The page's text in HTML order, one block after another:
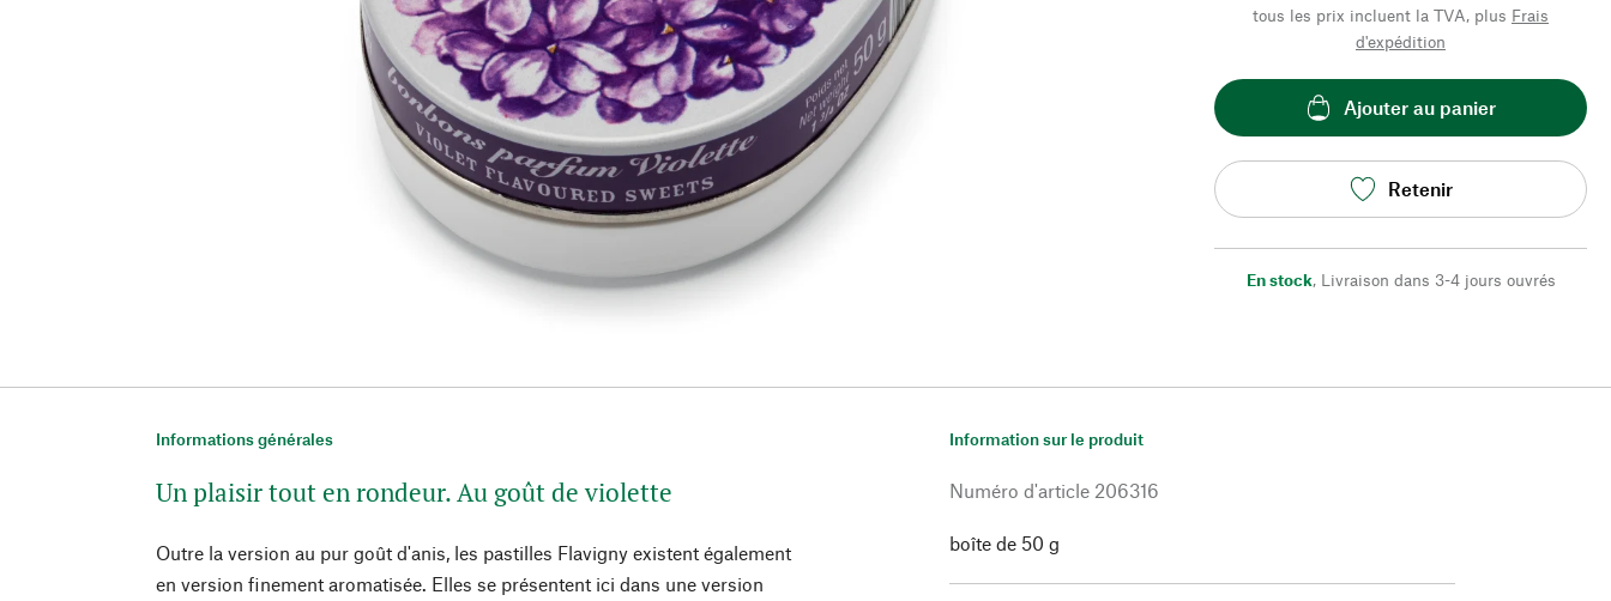
tous les prix incluent la TVA, plus Frais
d'expédition
Ajouter au panier
Retenir
En stock, Livraison dans 3-4 jours ouvrés
Informations générales
Un plaisir tout en rondeur. Au goût de violette
Outre la version au pur goût d'anis, les pastilles Flavigny existent également
en version finement aromatisée. Elles se présentent ici dans une version
Information sur le produit
Numéro d'article 206316
boîte de 50 g